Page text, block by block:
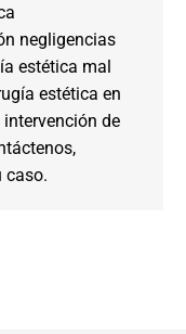
negligencias
estética mal
estética en
de
caso.